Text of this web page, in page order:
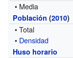
• Media
Población (2010)
• Total
• Densidad
Huso horario